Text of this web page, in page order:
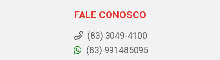
FALE CONOSCO
(83) 3049-4100
(83) 991485095